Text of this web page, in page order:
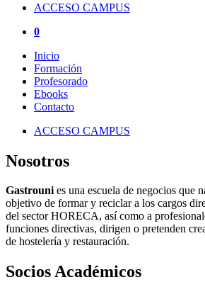
ACCESO CAMPUS
0
Inicio
Formación
Profesorado
Ebooks
Contacto
ACCESO CAMPUS
Nosotros
Gastrounies una escuela de negocios que
objetivo de formar y reciclar a los cargos
del sector HORECA, así como a
funciones directivas, dirigen o pretenden
de hostelería y restauración.
Socios Académicos